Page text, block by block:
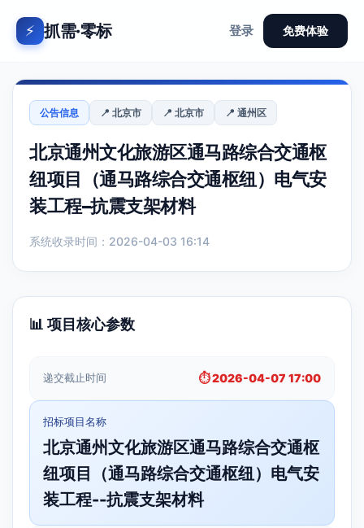
⚡ 抓需·零标 登录 免费体验
公告信息 📍 北京市 📍 北京市 📍 通州区
北京通州文化旅游区通马路综合交通枢
纽项目（通马路综合交通枢纽）电气安
装工程–抗震支架材料
系统收录时间：2026-04-03 16:14
📊 项目核心参数
递交截止时间 ⏱️ 2026-04-07 17:00
招标项目名称
北京通州文化旅游区通马路综合交通枢
纽项目（通马路综合交通枢纽）电气安
装工程--抗震支架材料